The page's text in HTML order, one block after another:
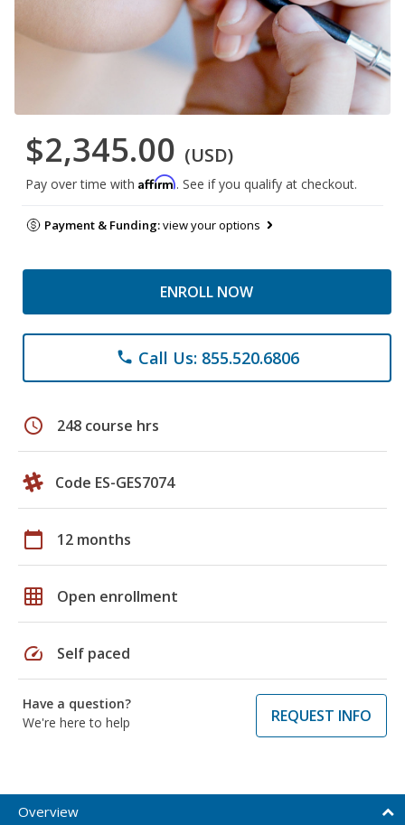
$2,345.00 (USD)
Pay over time with Affirm. See if you qualify at checkout.
Payment & Funding:view your options
ENROLL NOW
phone Call Us: 855.520.6806
schedule 248 course hrs
Code ES-GES7074
calendar_today 12 months
grid_on Open enrollment
speed Self paced
Have a question?
We're here to help
REQUEST INFO
Overview